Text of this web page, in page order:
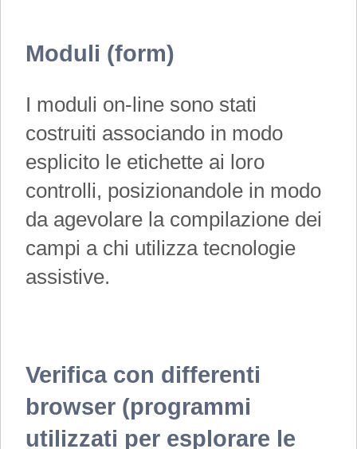
Moduli (form)
I moduli on-line sono stati
costruiti associando in modo
esplicito le etichette ai loro
controlli, posizionandole in modo
da agevolare la compilazione dei
campi a chi utilizza tecnologie
assistive.
Verifica con differenti
browser (programmi
utilizzati per esplorare le